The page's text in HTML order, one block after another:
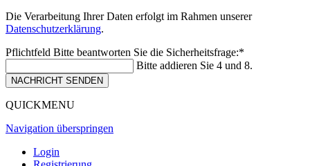
Die Verarbeitung Ihrer Daten erfolgt im Rahmen unserer
Datenschutzerklärung.
Pflichtfeld Bitte beantworten Sie die Sicherheitsfrage:*
Bitte addieren Sie 4 und 8.
NACHRICHT SENDEN
QUICKMENU
Navigation überspringen
Login